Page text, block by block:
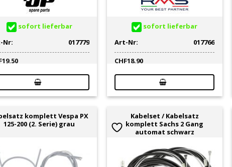
sofort lieferbar
Nr:
017779
19.50
sofort lieferbar
Art-Nr:
017766
CHF18.90
komplett Vespa PX
125-200 (2. Serie) grau
Kabelset / Kabelsatz
komplett Sachs 2 Gang
automat schwarz